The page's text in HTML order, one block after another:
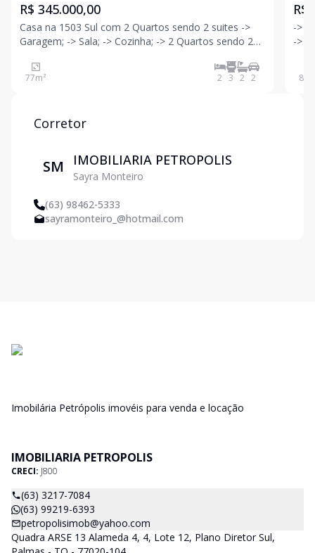
R$ 345.000,00
Casa na 1503 Sul com 2 Quartos sendo 2 suites ->
Garagem; -> Sala; -> Cozinha; -> 2 Quartos sendo 2
77m² 2 3 2 2
R$
->
->
85
Corretor
SM IMOBILIARIA PETROPOLIS
Sayra Monteiro
(63) 98462-5333
sayramonteiro_@hotmail.com
Imobilária Petrópolis imovéis para venda e locação
IMOBILIARIA PETROPOLIS
CRECI: J800
(63) 3217-7084
(63) 99219-6393
petropolisimob@yahoo.com
Quadra ARSE 13 Alameda 4, 4, Lote 12, Plano Diretor Sul,